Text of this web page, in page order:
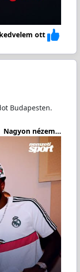
ott
Budapesten.
Nagyon nézem...